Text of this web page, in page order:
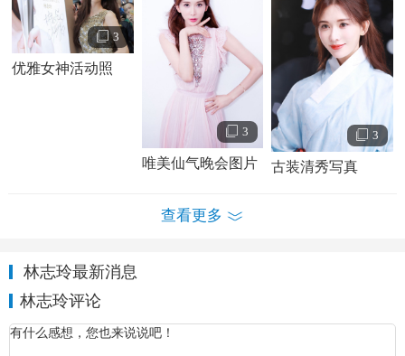
婚。
3
优雅女神活动照
3
唯美仙气晚会图片
3
古装清秀写真
查看更多
林志玲最新消息
林志玲评论